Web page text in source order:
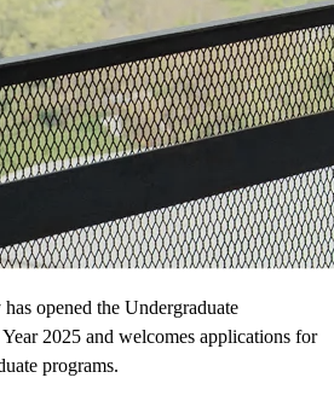
opened the Undergraduate
2025 and welcomes applications for
programs.